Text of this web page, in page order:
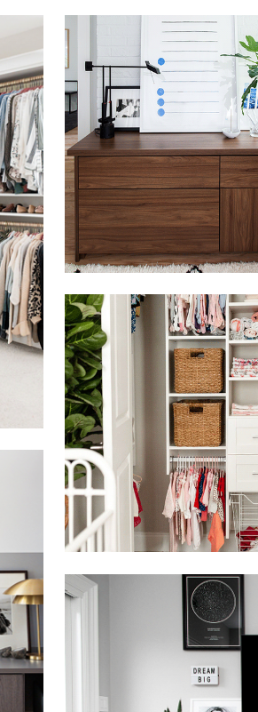
Haga clic para ver la presentación
Haga clic para ver la
Haga clic para ver la presentación